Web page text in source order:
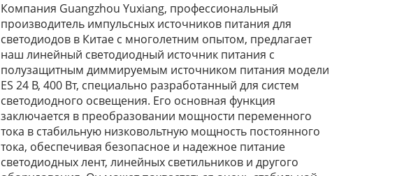
Компания Guangzhou Yuxiang, профессиональный
производитель импульсных источников питания для
светодиодов в Китае с многолетним опытом, предлагает
наш линейный светодиодный источник питания с
полузащитным диммируемым источником питания модели
ES 24 В, 400 Вт, специально разработанный для систем
светодиодного освещения. Его основная функция
заключается в преобразовании мощности переменного
тока в стабильную низковольтную мощность постоянного
тока, обеспечивая безопасное и надежное питание
светодиодных лент, линейных светильников и другого